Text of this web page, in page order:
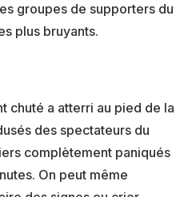
groupes de supporters du
plus bruyants.
chuté a atterri au pied de la
des spectateurs du
complètement paniqués
On peut même